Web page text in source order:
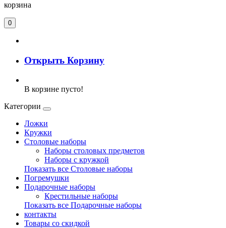
корзина
0
Открыть Корзину
В корзине пусто!
Категории
Ложки
Кружки
Столовые наборы
Наборы столовых предметов
Наборы с кружкой
Показать все Столовые наборы
Погремушки
Подарочные наборы
Крестильные наборы
Показать все Подарочные наборы
контакты
Товары со скидкой